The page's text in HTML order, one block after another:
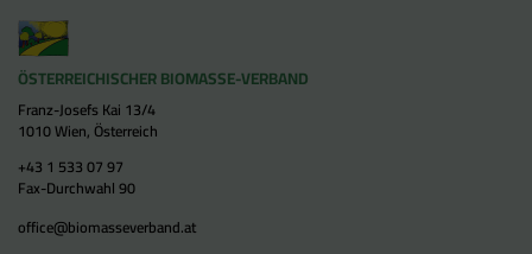
ÖSTERREICHISCHER BIOMASSE-VERBAND
Franz-Josefs Kai 13/4
1010 Wien, Österreich
+43 1 533 07 97
Fax-Durchwahl 90
office@biomasseverband.at